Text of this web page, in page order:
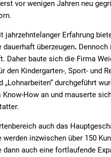
vor wenigen Jahren neu
jahrzehntelanger Erfahrung
dauerhaft überzeugen. Dennoch
Daher baute sich die Firma
den Kindergarten-, Sport- und
„Lohnarbeiten“ durchgeführt
How an und mauserte
auch das
inzwischen über 150
auch eine fortlaufende